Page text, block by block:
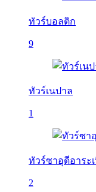
ทัวร์บอลติก
9
ทัวร์เนปาล
1
ทัวร์ซาอุดีอาระ
2